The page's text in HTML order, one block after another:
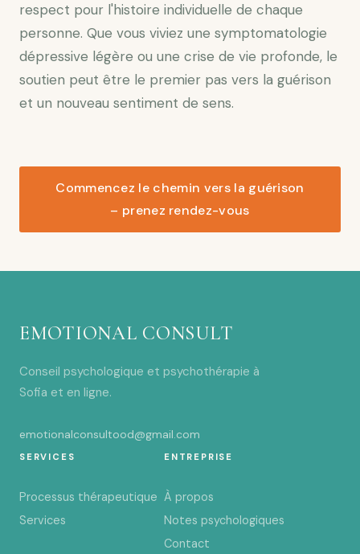
respect pour l'histoire individuelle de chaque
personne. Que vous viviez une symptomatologie
dépressive légère ou une crise de vie profonde, le
soutien peut être le premier pas vers la guérison
et un nouveau sentiment de sens.
Commencez le chemin vers la guérison
– prenez rendez-vous
EMOTIONAL CONSULT
Conseil psychologique et psychothérapie à
Sofia et en ligne.
emotionalconsultood@gmail.com
SERVICES
Processus thérapeutique
Services
ENTREPRISE
À propos
Notes psychologiques
Contact